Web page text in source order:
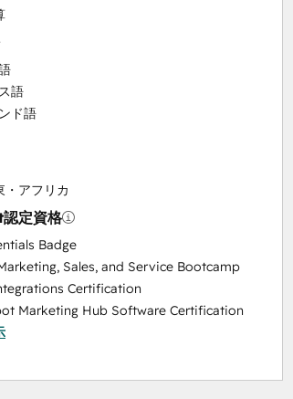
Marketing
Survey and Analysis
Marketing Services
Onboarding
Hub Enterprise Onboarding
Hub Professional Onboarding
Automation
Hub Implementation
Marketing Alignment
and Training
Enterprise Onboarding
Professional Onboarding
Hub Enterprise Onboarding
語
ド語
・アフリカ
定資格
Badge
Sales, and Service Bootcamp
Certification
Marketing Hub Software Certification
Operations
Architecture Foundations